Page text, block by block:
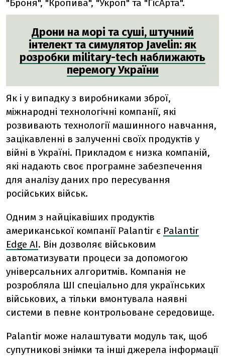
"Броня", "Кропива", "Укроп" та "ГісАрта".
Дрони на морі та суші, штучний
інтелект та симулятор Javelin: як
розробки military-tech наближають
перемогу України
Як і у випадку з виробниками зброї,
міжнародні технологічні компанії, які
розвивають технології машинного навчання,
зацікавленні в залученні своїх продуктів у
війні в Україні. Прикладом є низка компаній,
які надають своє програмне забезпечення
для аналізу даних про пересування
російських військ.
Одним з найцікавіших продуктів
американської компанії Palantir є Palantir
Edge AI. Він дозволяє військовим
автоматизувати процеси за допомогою
універсальних алгоритмів. Компанія не
розробляла ШІ спеціально для українських
військових, а тільки вмонтувала наявні
системи в певне контрольоване середовище.
Palantir може налаштувати модуль так, щоб
супутникові знімки та інші джерела інформації